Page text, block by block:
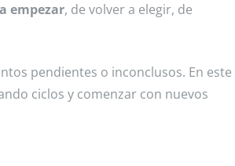
empezar, de volver a elegir, de
pendientes o inconclusos. En este
ciclos y comenzar con nuevos